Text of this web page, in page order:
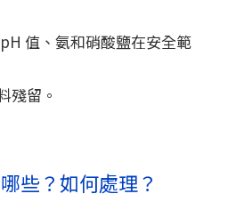
值、氨和硝酸鹽在安全範
殘留。
些？如何處理？